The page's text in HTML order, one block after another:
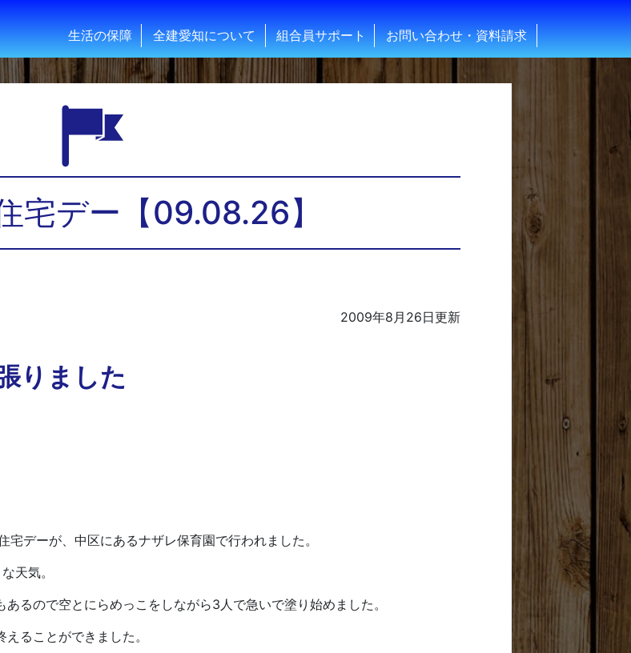
生活の保障 全建愛知について 組合員サポート お問い合わせ・資料請求
宅デー【09.08.26】
2009年8月26日更新
りました
デーが、中区にあるナザレ保育園で行われました。
天気。
るので空とにらめっこをしながら3人で急いで塗り始めました。
ることができました。